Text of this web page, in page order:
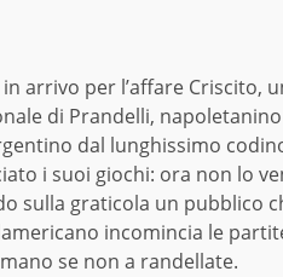
arrivo per l’affare Criscito,
di Prandelli,
dal lunghissimo
i suoi giochi: ora non lo
sulla graticola un pubblico
incomincia le
se non a randellate.